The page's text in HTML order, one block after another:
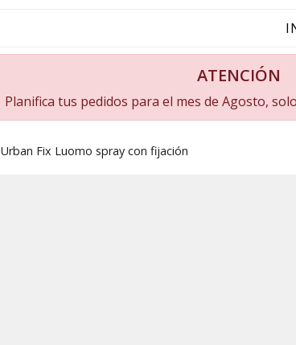
ATENCIÓN
Planifica tus pedidos para el mes de Agosto,
Urban Fix Luomo spray con fijación